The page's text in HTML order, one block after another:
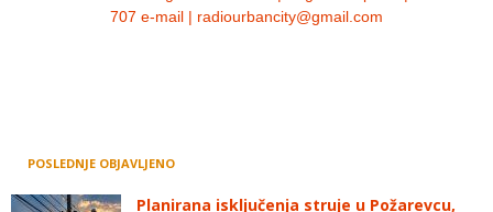
707 e-mail | radiourbancity@gmail.com
POSLEDNJE OBJAVLJENO
Planirana isključenja struje u Požarevcu,